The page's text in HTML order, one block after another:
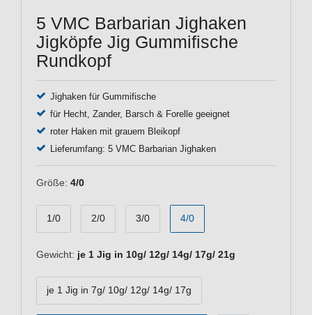
5 VMC Barbarian Jighaken
Jigköpfe Jig Gummifische
Rundkopf
Jighaken für Gummifische
für Hecht, Zander, Barsch & Forelle geeignet
roter Haken mit grauem Bleikopf
Lieferumfang: 5 VMC Barbarian Jighaken
Größe: 4/0
1/0 2/0 3/0 4/0
Gewicht: je 1 Jig in 10g/ 12g/ 14g/ 17g/ 21g
je 1 Jig in 7g/ 10g/ 12g/ 14g/ 17g